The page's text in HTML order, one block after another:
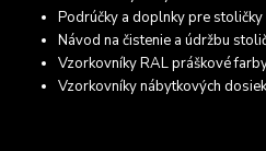
Podrúčky a doplnky pre stoličky
Návod na čistenie a údržbu
Vzorkovníky RAL práškové
Vzorkovníky nábytkových